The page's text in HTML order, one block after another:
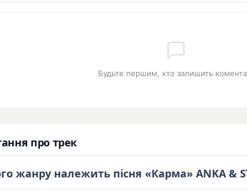
Будьте першим, хто залишить
про трек
жанру належить пісня «Карма» ANKA &